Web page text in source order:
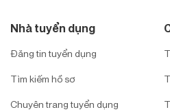
Nhà tuyển dụng
Đăng tin tuyển dụng
Tìm kiếm hồ sơ
Chuyên trang tuyển dụng